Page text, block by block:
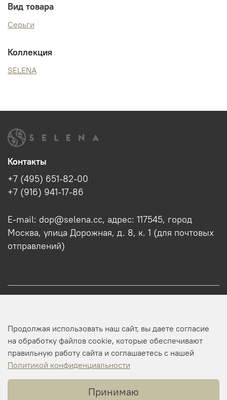
Вид товара
Серьги
Коллекция
SELENA
Оптовикам
Профиль
Контакты
+7 (495) 651-82-00
+7 (916) 941-17-86
E-mail: dop@selena.cc, адрес: 117545, город
Москва, улица Дорожная, д. 8, к. 1 (для почтовых
отправлений)
Продолжая использовать наш сайт, вы даете согласие
на обработку файлов cookie, которые обеспечивают
правильную работу сайта и соглашаетесь с нашей
Политикой конфиденциальности
Принимаю